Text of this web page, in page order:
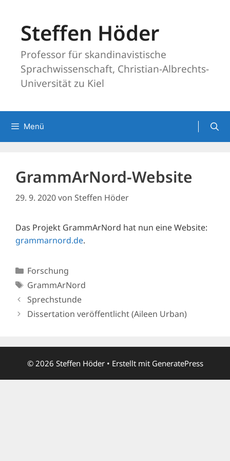
springenSteffen Höder
Professor für skandinavistische
Sprachwissenschaft, Christian-Albrechts-
Universität zu Kiel
Menü
GrammArNord-Website
29. 9. 2020von Steffen Höder
Das Projekt GrammArNord hat nun eine Website:
grammarnord.de.
Kategorien
Forschung
Schlagwörter
GrammArNord
Sprechstunde
Dissertation veröffentlicht (Aileen Urban)
© 2026 Steffen Höder• Erstellt mit GeneratePress